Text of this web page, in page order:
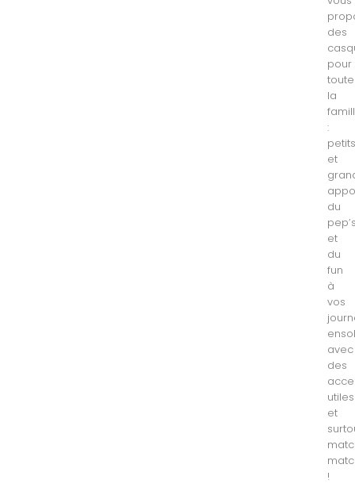
des
pour
toute
la
:
et
du
et
du
fun
à
vos
avec
des
utiles
et
!